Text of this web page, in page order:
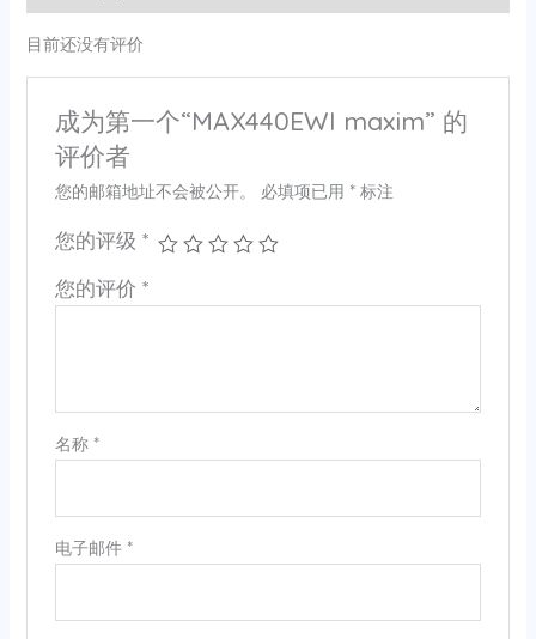
目前还没有评价
成为第一个“MAX440EWI maxim” 的
评价者
您的邮箱地址不会被公开。 必填项已用 *标注
您的评级 *
您的评价 *
名称 *
电子邮件 *